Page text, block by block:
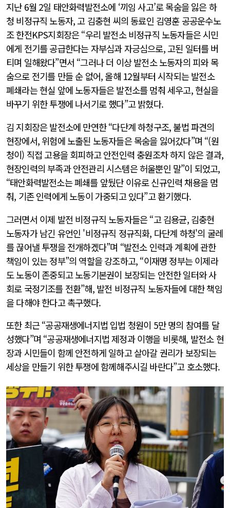
지난 6월 2일 태안화력발전소에 ‘끼임 사고’로 목숨을 잃은 하
청 비정규직 노동자, 고 김충현 씨의 동료인 김영훈 공공운수노
조 한전KPS지회장은 “우리 발전소 비정규직 노동자들은 시민
에게 전기를 공급한다는 자부심과 자긍심으로, 고된 일터를 버
티며 일해왔다”면서 “그러나 더 이상 발전소 노동자의 피와 목
숨으로 전기를 만들 순 없어, 올해 12월부터 시작되는 발전소
폐쇄라는 현실 앞에 노동자들은 발전소를 멈춰 세우고, 현실을
바꾸기 위한 투쟁에 나서기로 했다”고 밝혔다.
김 지회장은 발전소에 만연한 “다단계 하청구조, 불법 파견의
현장에서, 위험에 노출된 노동자들은 목숨을 잃어갔다”며 “(원
청이) 직접 고용을 회피하고 안전인력 충원조차 하지 않은 결과,
현장인력의 부족과 안전관리 시스템은 허울뿐인 말”이 되었고,
“태안화력발전소는 폐쇄를 앞뒀단 이유로 신규인력 채용을 멈
춰, 기존 인력에게 노동이 가중되고 있다”고 환기했다.
그러면서 이제 발전 비정규직 노동자들은 “고 김용균, 김충현
노동자가 남긴 유언인 '비정규직 정규직화, 다단계 하청'의 굴레
를 끊어낼 투쟁을 전개하겠다”며 “발전소 인력과 계획에 관한
책임이 있는 정부”의 역할을 강조하고, “이재명 정부는 이제라
도 노동이 존중되고 노동기본권이 보장되는 안전한 일터와 사
회로 국정기조를 전환”해, 발전 비정규직 노동자들에 대한 책임
을 다해야 한다고 촉구했다.
또한 최근 “공공재생에너지법 입법 청원이 5만 명의 참여를 달
성했다”며 “공공재생에너지법 제정과 이행을 비롯해, 발전소 현
장과 시민들이 함께 안전하게 일하고 살아갈 권리가 보장되는
세상을 만들기 위한 투쟁에 함께해주시길 바란다”고 호소했다.